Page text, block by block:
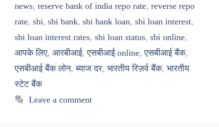
news, reserve bank of india repo rate, reverse repo
rate, sbi, sbi bank, sbi bank loan, sbi loan interest,
sbi loan interest rates, sbi loan status, sbi online,
आपके लिए, आरबीआई,एसबीआई online,एसबीआई बैंक,
एसबीआई बैंक लोन,ब्याज दर, भारतीय रिज़र्व बैंक, भारतीय
स्टेट बैंक
Leave a comment